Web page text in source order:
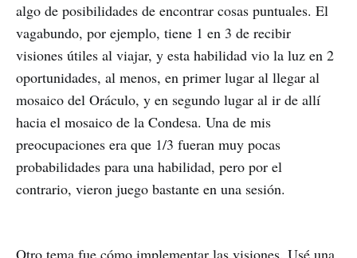
algo de posibilidades de encontrar cosas puntuales. El
vagabundo, por ejemplo, tiene 1 en 3 de recibir
visiones útiles al viajar, y esta habilidad vio la luz en 2
oportunidades, al menos, en primer lugar al llegar al
mosaico del Oráculo, y en segundo lugar al ir de allí
hacia el mosaico de la Condesa. Una de mis
preocupaciones era que 1/3 fueran muy pocas
probabilidades para una habilidad, pero por el
contrario, vieron juego bastante en una sesión.
Otro tema fue cómo implementar las visiones. Usé una